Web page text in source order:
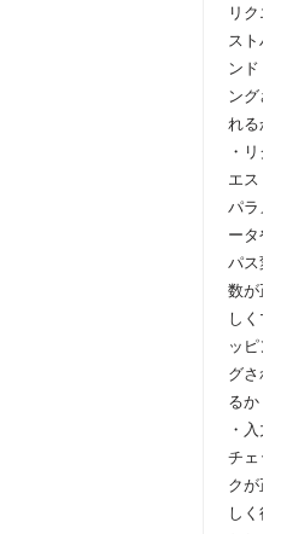
リクエ
ストハ
ンドリ
ングさ
れるか
・リク
エスト
パラメ
ータや
パス変
数が正
しくマ
ッピン
グされ
るか
・入力
チェッ
クが正
しく行